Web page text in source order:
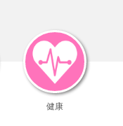
健康